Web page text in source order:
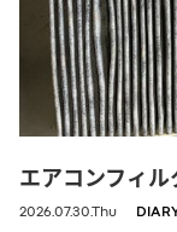
エアコンフィ
2026.07.30.Thu